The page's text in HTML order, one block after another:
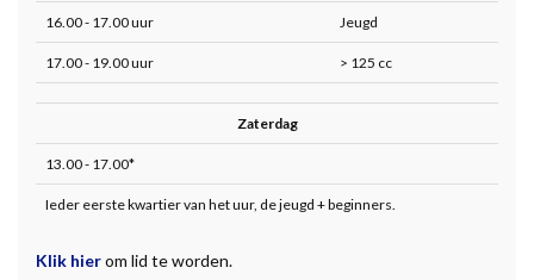
16.00 - 17.00 uur Jeugd
17.00 - 19.00 uur > 125 cc
Zaterdag
13.00 - 17.00*
Ieder eerste kwartier van het uur, de jeugd + beginners.
Klik hierom lid te worden.